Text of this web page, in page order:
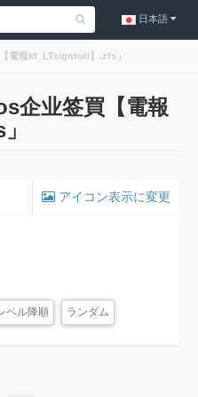
日本語
電報kf_LTsigntoti】.zfs」
企业签買【電報
アイコン表示に変更
ベル降順 ランダム